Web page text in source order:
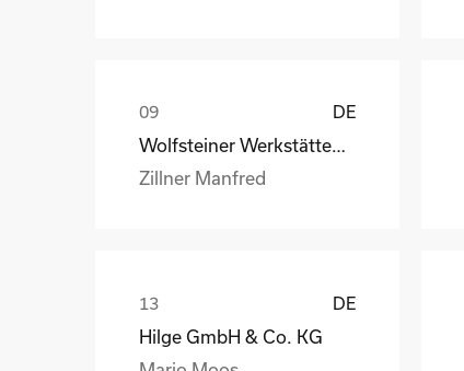
DE
Wolfsteiner Werkstätten, Außenstelle Industriemo
Zillner Manfred
DE
Hilge GmbH & Co. KG